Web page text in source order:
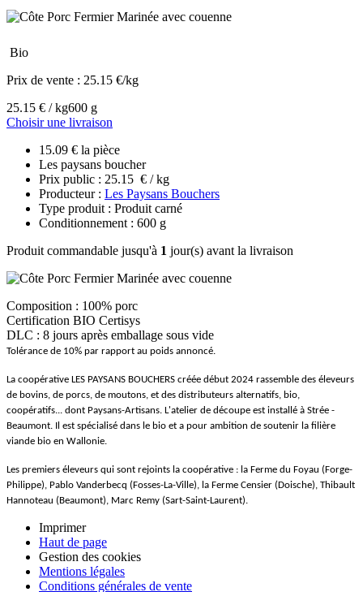
Bio
Prix de vente : 25.15 €/kg
25.15 € / kg600 g
Choisir une livraison
15.09 € la pièce
Les paysans boucher
Prix public : 25.15 € / kg
Producteur : Les Paysans Bouchers
Type produit : Produit carné
Conditionnement : 600 g
Produit commandable jusqu'à 1 jour(s) avant la livraison
Composition : 100% porc
Certification BIO Certisys
DLC : 8 jours après emballage sous vide
Tolérance de 10% par rapport au poids annoncé.
La coopérative LES PAYSANS BOUCHERS créée début 2024 rassemble des éleveurs
de bovins, de porcs, de moutons, et des distributeurs alternatifs, bio,
coopératifs... dont Paysans-Artisans. L'atelier de découpe est installé à Strée -
Beaumont. Il est spécialisé dans le bio et a pour ambition de soutenir la filière
viande bio en Wallonie.
Les premiers éleveurs qui sont rejoints la coopérative : la Ferme du Foyau (Forge-
Philippe), Pablo Vanderbecq (Fosses-La-Ville), la Ferme Censier (Doische), Thibault
Hannoteau (Beaumont), Marc Remy (Sart-Saint-Laurent).
Imprimer
Haut de page
Gestion des cookies
Mentions légales
Conditions générales de vente